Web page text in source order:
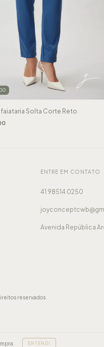
ENTENDI
Solta Corte Reto
ENTRE EM CONTATO
41 98514 0250
Avenida República
reservados.